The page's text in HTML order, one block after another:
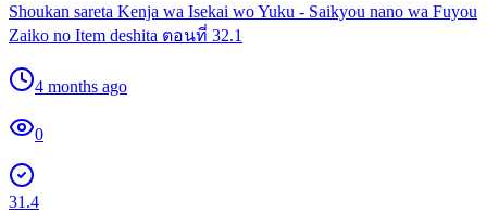
Shoukan sareta Kenja wa Isekai wo Yuku - Saikyou nano wa Fuyou
Zaiko no Item deshita ตอนที่ 32.1
4 months ago
0
31.4